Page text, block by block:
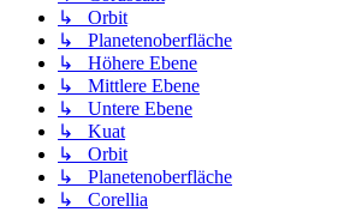
↳ Orbit
↳ Planetenoberfläche
↳ Höhere Ebene
↳ Mittlere Ebene
↳ Untere Ebene
↳ Kuat
↳ Orbit
↳ Planetenoberfläche
↳ Corellia